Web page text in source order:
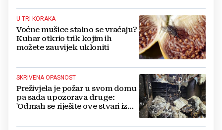
U TRI KORAKA
Voćne mušice stalno se vraćaju?
Kuhar otkrio trik kojim ih
možete zauvijek ukloniti
SKRIVENA OPASNOST
Preživjela je požar u svom domu
pa sada upozorava druge:
'Odmah se riješite ove stvari iz